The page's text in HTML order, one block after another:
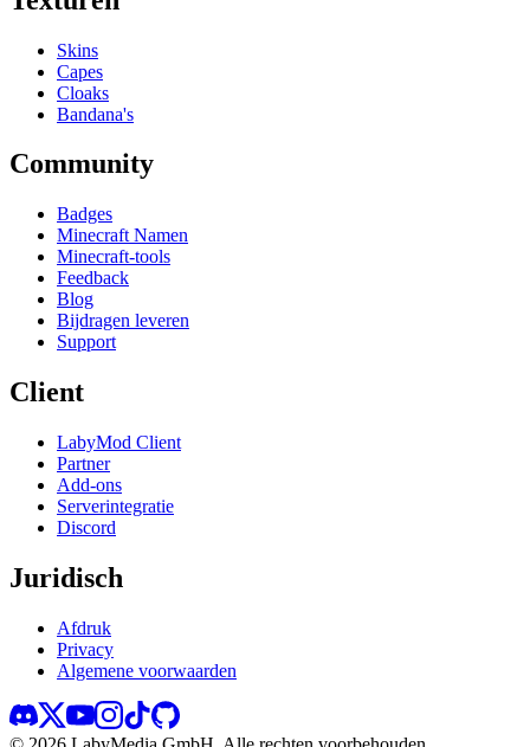
Skins
Capes
Cloaks
Bandana's
Community
Badges
Minecraft Namen
Minecraft-tools
Feedback
Blog
Bijdragen leveren
Support
Client
LabyMod Client
Partner
Add-ons
Serverintegratie
Discord
Juridisch
Afdruk
Privacy
Algemene voorwaarden